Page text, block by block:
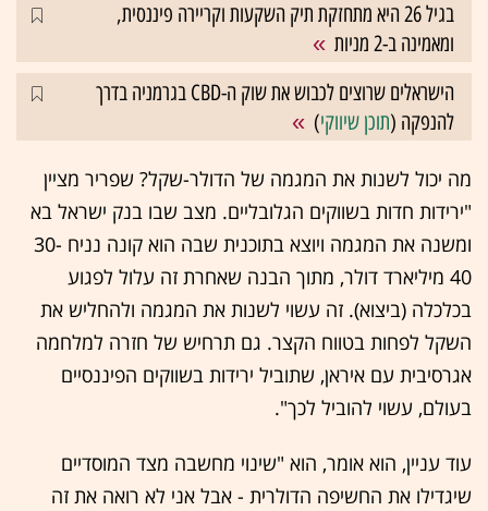
בגיל 26 היא מתחזקת תיק השקעות וקריירה פיננסית,
ומאמינה ב-2 מניות
הישראלים שרוצים לכבוש את שוק ה-CBD בגרמניה בדרך
להנפקה (תוכן שיווקי)
מה יכול לשנות את המגמה של הדולר-שקל? שפריר מציין
"ירידות חדות בשווקים הגלובליים. מצב שבו בנק ישראל בא
ומשנה את המגמה ויוצא בתוכנית שבה הוא קונה נניח 30-
40 מיליארד דולר, מתוך הבנה שאחרת זה עלול לפגוע
בכלכלה (ביצוא). זה עשוי לשנות את המגמה ולהחליש את
השקל לפחות בטווח הקצר. גם תרחיש של חזרה למלחמה
אגרסיבית עם איראן, שתוביל ירידות בשווקים הפיננסיים
בעולם, עשוי להוביל לכך".
עוד עניין, הוא אומר, הוא "שינוי מחשבה מצד המוסדיים
שיגדילו את החשיפה הדולרית - אבל אני לא רואה את זה